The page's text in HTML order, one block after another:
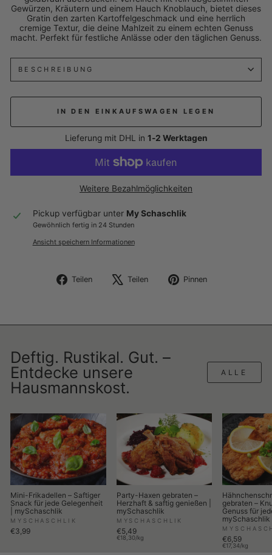
Gewürzen, Kräutern und einem Hauch Knoblauch, bietet dieses
Gratin den zarten Kartoffelgeschmack und eine herrlich
cremige Textur, die deine Mahlzeit zu einem echten Genuss
macht. Perfekt für festliche Anlässe oder den täglichen Genuss.
BESCHREIBUNG
IN DEN EINKAUFSWAGEN LEGEN
Lieferung mit DHL in 1-2 Werktagen
Weitere Bezahlmöglichkeiten
Pickup verfügbar unter My Schaschlik
Gewöhnlich fertig in 24 Stunden
Ansicht speichern Informationen
Teilen
Auf
Facebook
Teilen
Auf
Pinnen
Deftig. Rustikal. Gut. –
Entdecke unsere
Hausmannskost.
ALLE
Mini-Frikadellen – Saftiger
Snack für jede Gelegenheit
| mySchaschlik
MYSCHASCHLIK
€3,99
Party-Haxen gebraten –
Herzhaft & saftig genießen |
mySchaschlik
MYSCHASCHLIK
€5,49
€18,30/kg
gebraten –
Genuss für
mySchaschlik
€6,59
€17,34/kg